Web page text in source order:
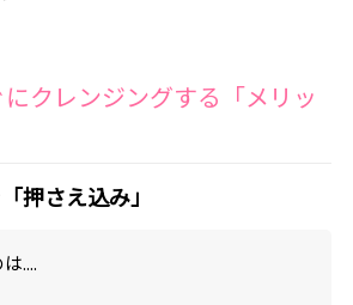
にクレンジングする「メリッ
押さえ込み」
....